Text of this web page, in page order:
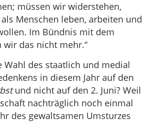
müssen wir widerstehen,
Menschen leben, arbeiten und
Im Bündnis mit dem
wir das nicht mehr.“
Wahl des staatlich und medial
in diesem Jahr auf den
und nicht auf den 2. Juni? Weil
nachträglich noch einmal
des gewaltsamen Umsturzes